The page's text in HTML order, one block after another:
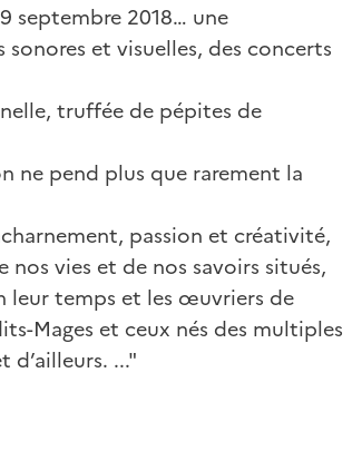
septembre 2018… une
et visuelles, des concerts
truffée de pépites de
ne pend plus que rarement la
passion et créativité,
vies et de nos savoirs situés,
leur temps et les œuvriers de
Mages et ceux nés des multiples
d’ailleurs. ..."